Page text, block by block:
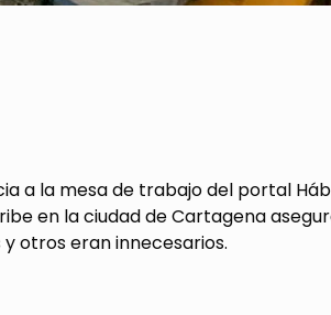
a la mesa de trabajo del portal
en la ciudad de Cartagena
otros eran innecesarios.